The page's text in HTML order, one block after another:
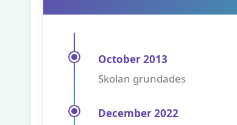
October 2013
Skolan grundades
December 2022